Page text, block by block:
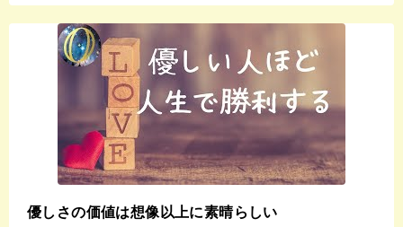
優しさの価値は想像以上に素晴らしい